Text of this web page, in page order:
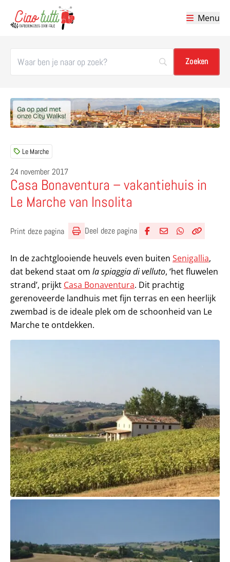
Menu
Le Marche
24 november 2017
Casa Bonaventura – vakantiehuis in
Le Marche van Insolita
Print deze pagina Deel deze pagina
In de zachtglooiende heuvels even buiten Senigallia,
dat bekend staat om la spiaggia di velluto, ‘het fluwelen
strand’, prijkt Casa Bonaventura. Dit prachtig
gerenoveerde landhuis met fijn terras en een heerlijk
zwembad is de ideale plek om de schoonheid van Le
Marche te ontdekken.